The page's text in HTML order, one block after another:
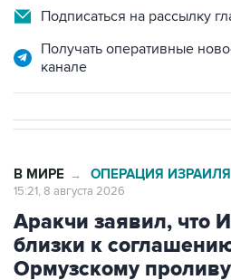
Получать оперативные
канале
Аракчи заявил, что
близки к соглашению
Ормузскому проливу